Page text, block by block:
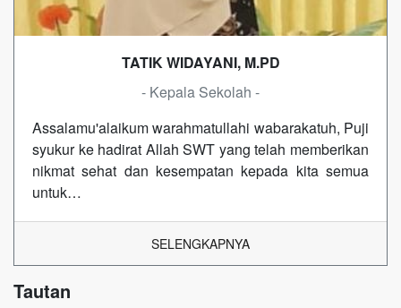
TATIK WIDAYANI, M.PD
- Kepala Sekolah -
Assalamu'alaikum warahmatullahi wabarakatuh, Puji
syukur ke hadirat Allah SWT yang telah memberikan
nikmat sehat dan kesempatan kepada kita semua
untuk…
SELENGKAPNYA
Tautan